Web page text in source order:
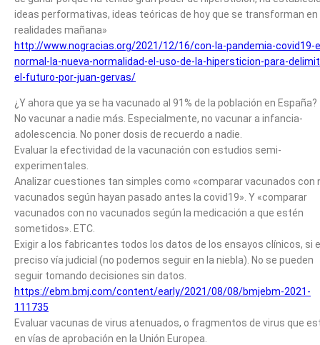
ideas performativas, ideas teóricas de hoy que se transforman en
realidades mañana»
http://www.nogracias.org/2021/12/16/con-la-pandemia-covid19-
normal-la-nueva-normalidad-el-uso-de-la-hipersticion-para-
el-futuro-por-juan-gervas/
¿Y ahora que ya se ha vacunado al 91% de la población en España?
No vacunar a nadie más. Especialmente, no vacunar a infancia-
adolescencia. No poner dosis de recuerdo a nadie.
Evaluar la efectividad de la vacunación con estudios semi-
experimentales.
Analizar cuestiones tan simples como «comparar vacunados con
vacunados según hayan pasado antes la covid19». Y «comparar
vacunados con no vacunados según la medicación a que estén
sometidos». ETC.
Exigir a los fabricantes todos los datos de los ensayos clínicos, si
preciso vía judicial (no podemos seguir en la niebla). No se pueden
seguir tomando decisiones sin datos.
https://ebm.bmj.com/content/early/2021/08/08/bmjebm-2021-
111735
Evaluar vacunas de virus atenuados, o fragmentos de virus que
en vías de aprobación en la Unión Europea.